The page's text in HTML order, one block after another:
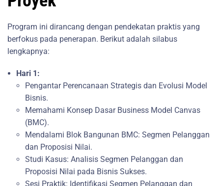
Program ini dirancang dengan pendekatan praktis yang
berfokus pada penerapan. Berikut adalah silabus
lengkapnya:
Hari 1:
Pengantar Perencanaan Strategis dan Evolusi Model
Bisnis.
Memahami Konsep Dasar Business Model Canvas
(BMC).
Mendalami Blok Bangunan BMC: Segmen Pelanggan
dan Proposisi Nilai.
Studi Kasus: Analisis Segmen Pelanggan dan
Proposisi Nilai pada Bisnis Sukses.
Sesi Praktik: Identifikasi Segmen Pelanggan dan